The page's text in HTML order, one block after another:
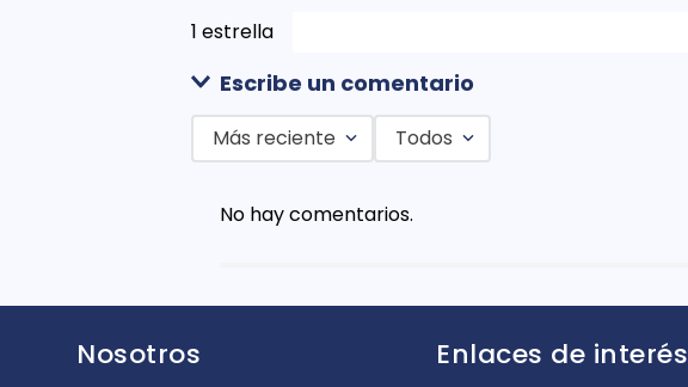
1 estrella
Escribe un comentario
Título
Más reciente Todos
No hay comentarios.
Nosotros Enlaces de interés